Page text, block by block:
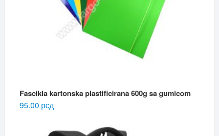
Fascikla kartonska plastificirana 600g sa gumicom
95.00 рсд